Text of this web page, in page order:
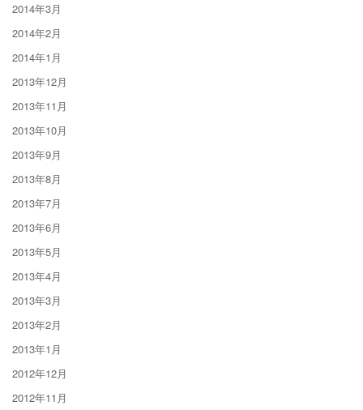
2014年3月
2014年2月
2014年1月
2013年12月
2013年11月
2013年10月
2013年9月
2013年8月
2013年7月
2013年6月
2013年5月
2013年4月
2013年3月
2013年2月
2013年1月
2012年12月
2012年11月